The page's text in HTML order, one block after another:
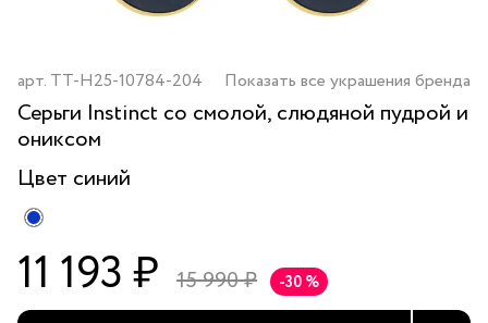
арт. TT-H25-10784-204 Показать все украшения бренда
Серьги Instinct со смолой, слюдяной пудрой и
ониксом
Цвет синий
11 193 ₽ 15 990 ₽ -30 %